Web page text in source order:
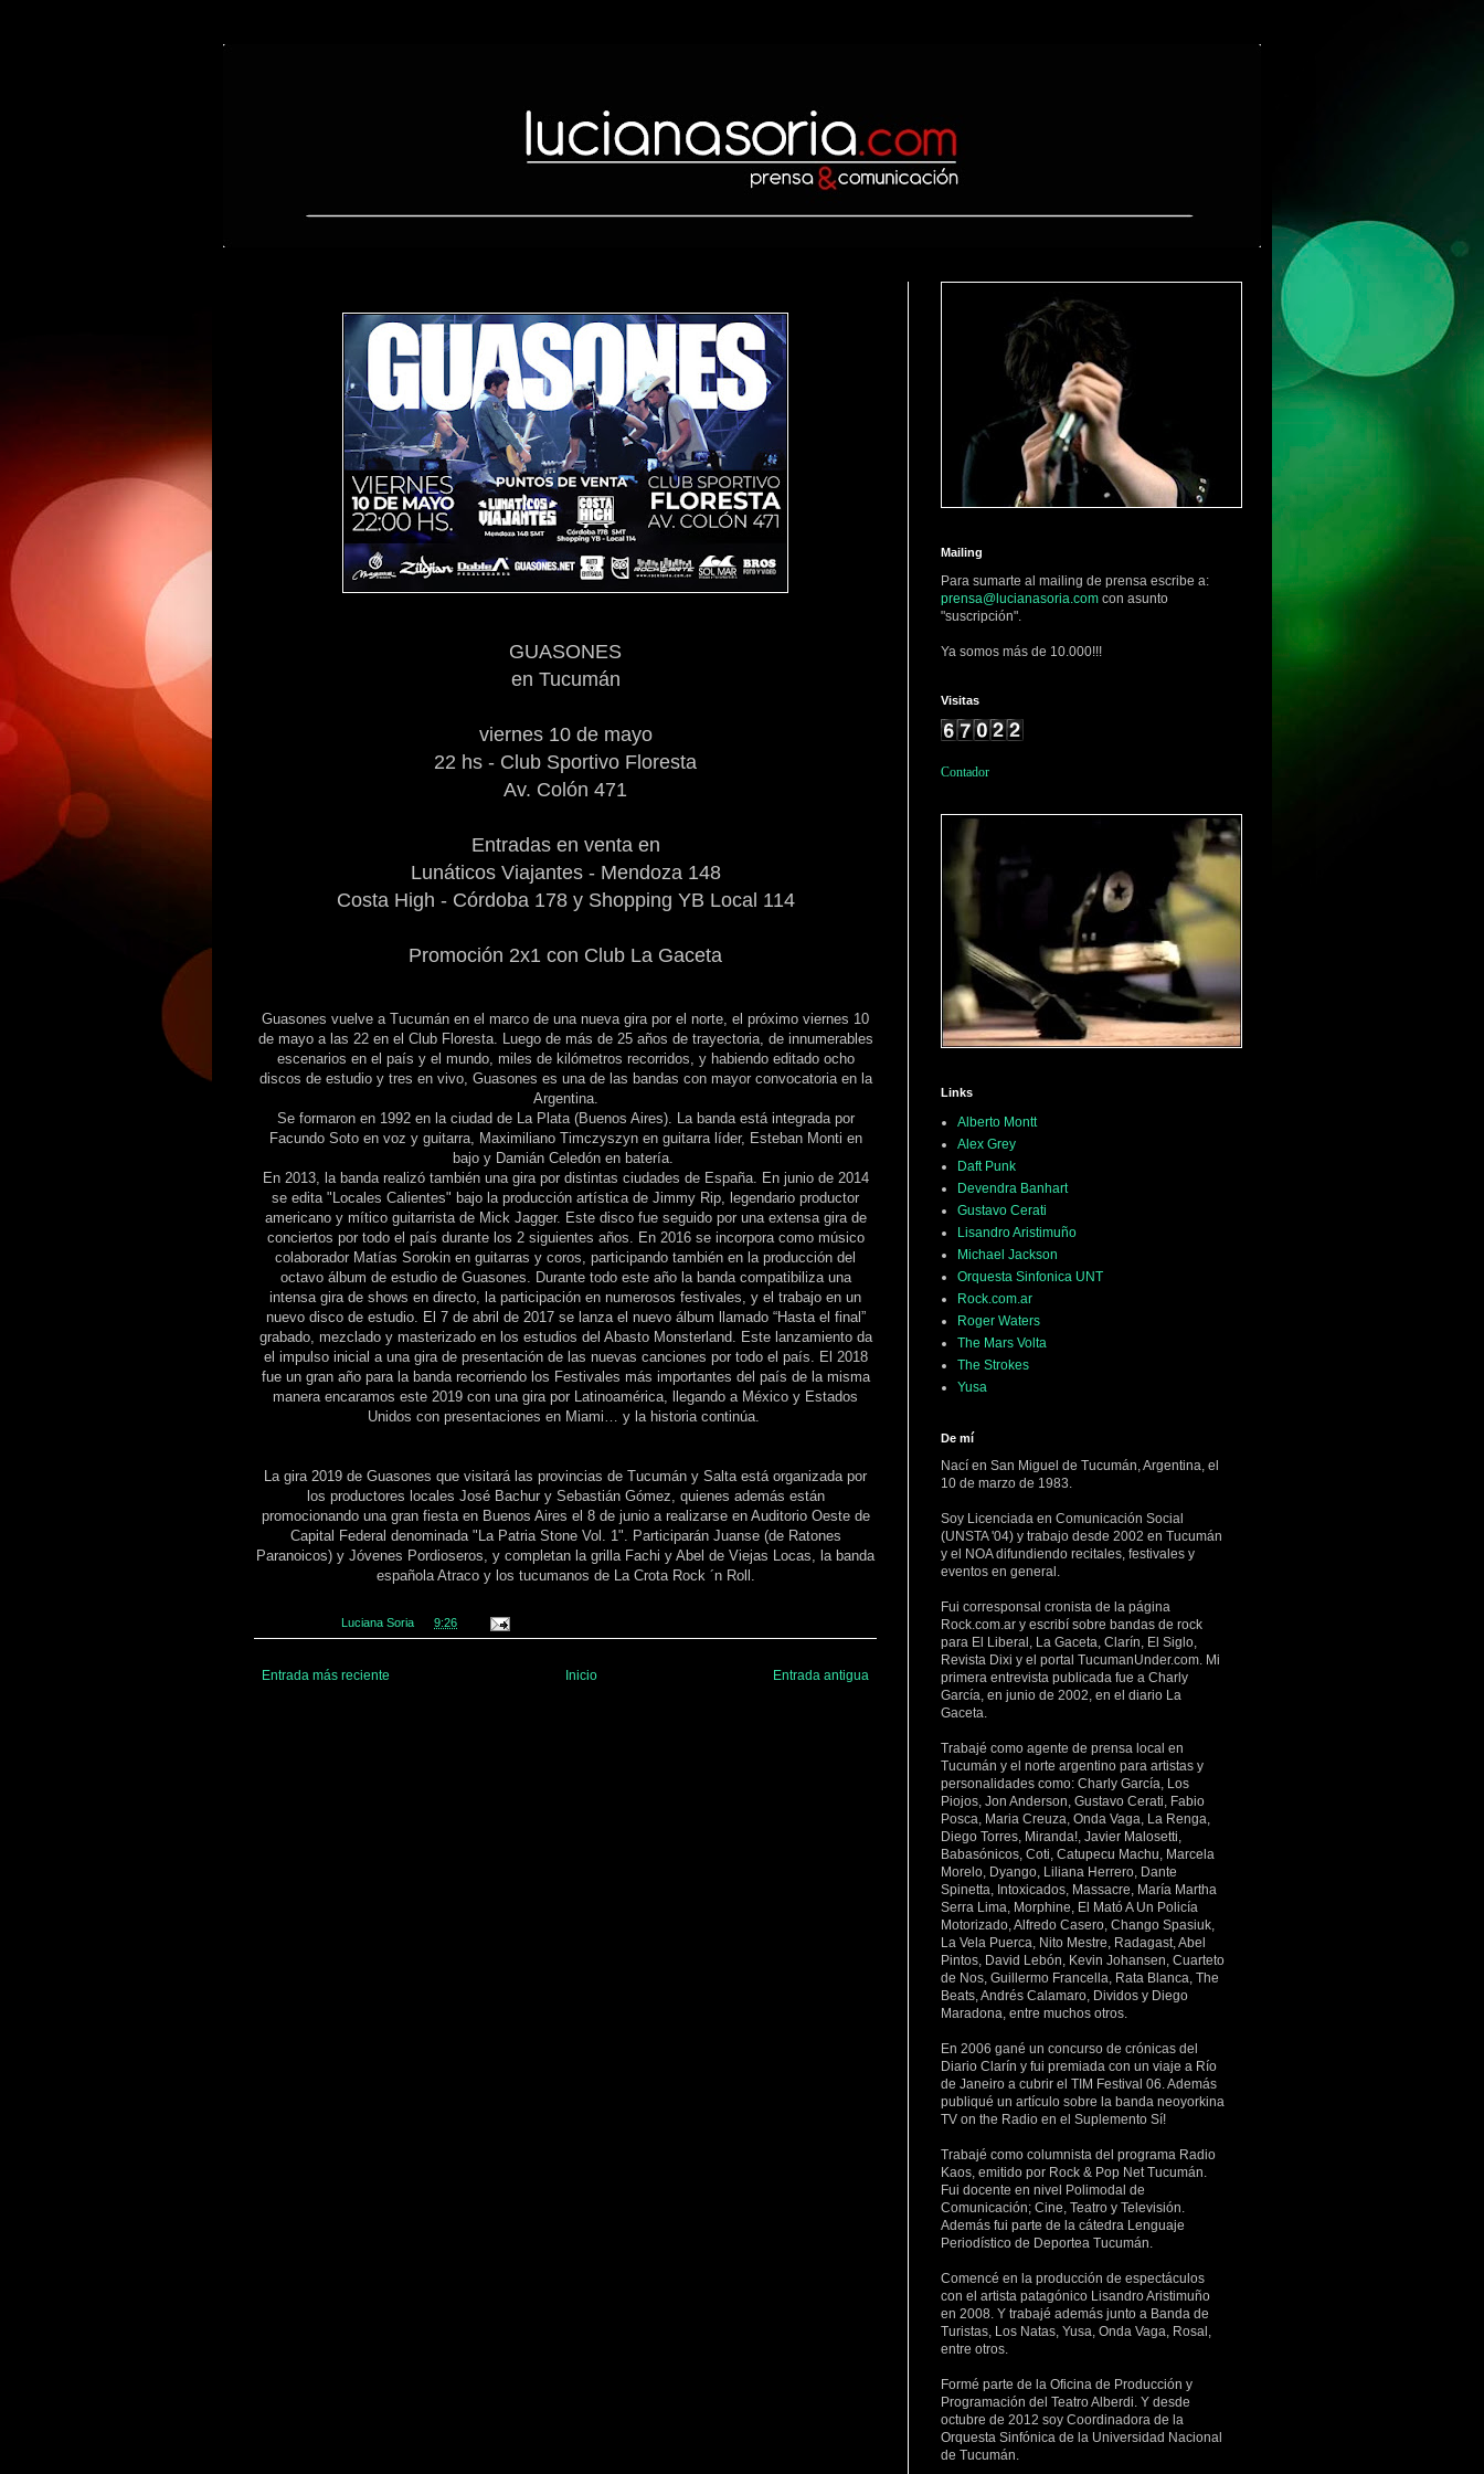
GUASONES
en Tucumán
viernes 10 de mayo
22 hs - Club Sportivo Floresta
Av. Colón 471
Entradas en venta en
Lunáticos Viajantes - Mendoza 148
Costa High - Córdoba 178 y Shopping YB Local 114
Promoción 2x1 con Club La Gaceta
Guasones vuelve a Tucumán en el marco de una nueva gira por el norte, el próximo viernes 10
de mayo a las 22 en el Club Floresta. Luego de más de 25 años de trayectoria, de innumerables
escenarios en el país y el mundo, miles de kilómetros recorridos, y habiendo editado ocho
discos de estudio y tres en vivo, Guasones es una de las bandas con mayor convocatoria en la
Argentina.
Se formaron en 1992 en la ciudad de La Plata (Buenos Aires). La banda está integrada por
Facundo Soto en voz y guitarra, Maximiliano Timczyszyn en guitarra líder, Esteban Monti en
bajo y Damián Celedón en batería.
En 2013, la banda realizó también una gira por distintas ciudades de España. En junio de 2014
se edita "Locales Calientes" bajo la producción artística de Jimmy Rip, legendario productor
americano y mítico guitarrista de Mick Jagger. Este disco fue seguido por una extensa gira de
conciertos por todo el país durante los 2 siguientes años. En 2016 se incorpora como músico
colaborador Matías Sorokin en guitarras y coros, participando también en la producción del
octavo álbum de estudio de Guasones. Durante todo este año la banda compatibiliza una
intensa gira de shows en directo, la participación en numerosos festivales, y el trabajo en un
nuevo disco de estudio. El 7 de abril de 2017 se lanza el nuevo álbum llamado “Hasta el final”
grabado, mezclado y masterizado en los estudios del Abasto Monsterland. Este lanzamiento da
el impulso inicial a una gira de presentación de las nuevas canciones por todo el país. El 2018
fue un gran año para la banda recorriendo los Festivales más importantes del país de la misma
manera encaramos este 2019 con una gira por Latinoamérica, llegando a México y Estados
Unidos con presentaciones en Miami… y la historia continúa.
La gira 2019 de Guasones que visitará las provincias de Tucumán y Salta está organizada por
los productores locales José Bachur y Sebastián Gómez, quienes además están
promocionando una gran fiesta en Buenos Aires el 8 de junio a realizarse en Auditorio Oeste de
Capital Federal denominada "La Patria Stone Vol. 1". Participarán Juanse (de Ratones
Paranoicos) y Jóvenes Pordioseros, y completan la grilla Fachi y Abel de Viejas Locas, la banda
española Atraco y los tucumanos de La Crota Rock ´n Roll.
Luciana Soria 9:26
Entrada más reciente Entrada antigua
Inicio
Mailing
Para sumarte al mailing de prensa escribe a:
prensa@lucianasoria.com con asunto
"suscripción".
Ya somos más de 10.000!!!
Visitas
Contador
Links
Alberto Montt
Alex Grey
Daft Punk
Devendra Banhart
Gustavo Cerati
Lisandro Aristimuño
Michael Jackson
Orquesta Sinfonica UNT
Rock.com.ar
Roger Waters
The Mars Volta
The Strokes
Yusa
De mí
Nací en San Miguel de Tucumán, Argentina, el
10 de marzo de 1983.
Soy Licenciada en Comunicación Social
(UNSTA '04) y trabajo desde 2002 en Tucumán
y el NOA difundiendo recitales, festivales y
eventos en general.
Fui corresponsal cronista de la página
Rock.com.ar y escribí sobre bandas de rock
para El Liberal, La Gaceta, Clarín, El Siglo,
Revista Dixi y el portal TucumanUnder.com. Mi
primera entrevista publicada fue a Charly
García, en junio de 2002, en el diario La
Gaceta.
Trabajé como agente de prensa local en
Tucumán y el norte argentino para artistas y
personalidades como: Charly García, Los
Piojos, Jon Anderson, Gustavo Cerati, Fabio
Posca, Maria Creuza, Onda Vaga, La Renga,
Diego Torres, Miranda!, Javier Malosetti,
Babasónicos, Coti, Catupecu Machu, Marcela
Morelo, Dyango, Liliana Herrero, Dante
Spinetta, Intoxicados, Massacre, María Martha
Serra Lima, Morphine, El Mató A Un Policía
Motorizado, Alfredo Casero, Chango Spasiuk,
La Vela Puerca, Nito Mestre, Radagast, Abel
Pintos, David Lebón, Kevin Johansen, Cuarteto
de Nos, Guillermo Francella, Rata Blanca, The
Beats, Andrés Calamaro, Dividos y Diego
Maradona, entre muchos otros.
En 2006 gané un concurso de crónicas del
Diario Clarín y fui premiada con un viaje a Río
de Janeiro a cubrir el TIM Festival 06. Además
publiqué un artículo sobre la banda neoyorkina
TV on the Radio en el Suplemento Sí!
Trabajé como columnista del programa Radio
Kaos, emitido por Rock & Pop Net Tucumán.
Fui docente en nivel Polimodal de
Comunicación; Cine, Teatro y Televisión.
Además fui parte de la cátedra Lenguaje
Periodístico de Deportea Tucumán.
Comencé en la producción de espectáculos
con el artista patagónico Lisandro Aristimuño
en 2008. Y trabajé además junto a Banda de
Turistas, Los Natas, Yusa, Onda Vaga, Rosal,
entre otros.
Formé parte de la Oficina de Producción y
Programación del Teatro Alberdi. Y desde
octubre de 2012 soy Coordinadora de la
Orquesta Sinfónica de la Universidad Nacional
de Tucumán.